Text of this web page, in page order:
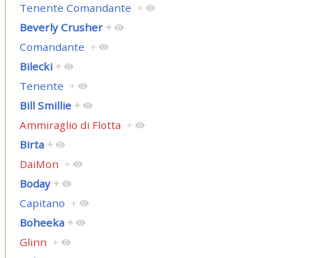
Tenente Comandante +
Beverly Crusher +
Comandante +
Bilecki +
Tenente +
Bill Smillie +
Ammiraglio di Flotta +
Birta +
DaiMon +
Boday +
Capitano +
Boheeka +
Glinn +